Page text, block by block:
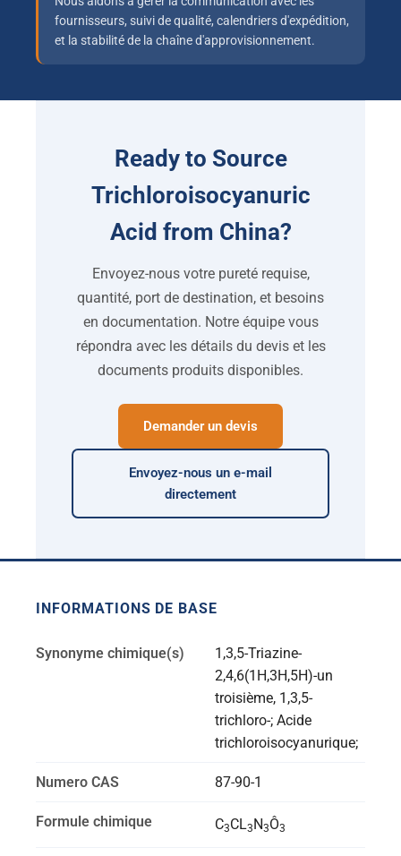
fournisseurs, suivi de qualité, calendriers d'expédition,
et la stabilité de la chaîne d'approvisionnement.
Ready to Source
Trichloroisocyanuric
Acid from China?
Envoyez-nous votre pureté requise,
quantité, port de destination, et besoins
en documentation. Notre équipe vous
répondra avec les détails du devis et les
documents produits disponibles.
Demander un devis
Envoyez-nous un e-mail
directement
INFORMATIONS DE BASE
Synonyme chimique(s)
1,3,5-Triazine-
2,4,6(1H,3H,5H)-un
troisième, 1,3,5-
trichloro-; Acide
trichloroisocyanurique;
Numero CAS 87-90-1
Formule chimique C3CL3 N3Ô3